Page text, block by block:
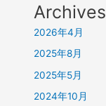
Archives
2026年4月
2025年8月
2025年5月
2024年10月